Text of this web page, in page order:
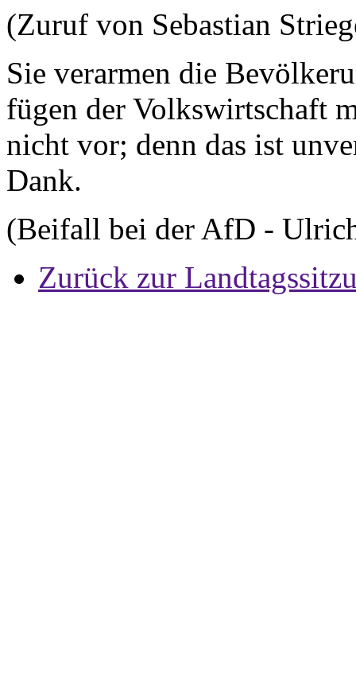
(Zuruf von Sebastian
Sie verarmen die
fügen der Volkswirtschaft
nicht vor; denn das ist
Dank.
(Beifall bei der AfD -
Zurück zur